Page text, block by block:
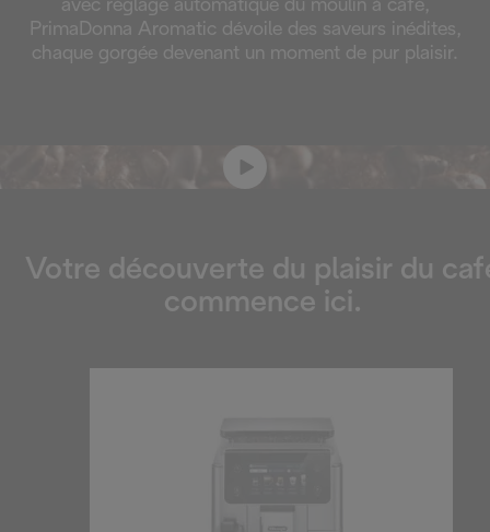
avec réglage automatique du moulin à café,
PrimaDonna Aromatic dévoile des saveurs inédites,
chaque gorgée devenant un moment de pur plaisir.
Votre découverte du plaisir du
commence ici.